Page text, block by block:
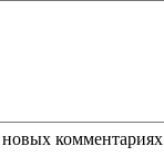
комментариях